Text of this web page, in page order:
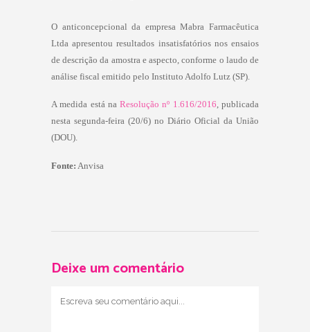
O anticoncepcional da empresa Mabra Farmacêutica
Ltda apresentou resultados insatisfatórios nos ensaios
de descrição da amostra e aspecto, conforme o laudo de
análise fiscal emitido pelo Instituto Adolfo Lutz (SP).
A medida está naResolução nº 1.616/2016 , publicada
nesta segunda-feira (20/6) no Diário Oficial da União
(DOU).
Fonte: Anvisa
Deixe um comentário